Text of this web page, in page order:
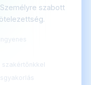
szabott